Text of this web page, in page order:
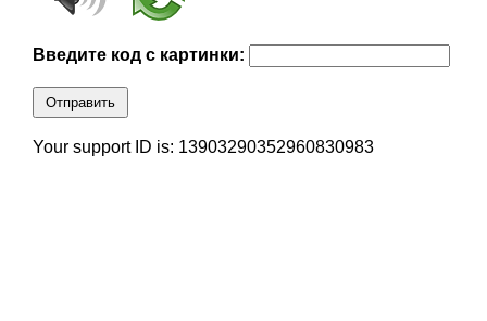
Введите код с картинки:
Отправить
Your support ID is: 13903290352960830983